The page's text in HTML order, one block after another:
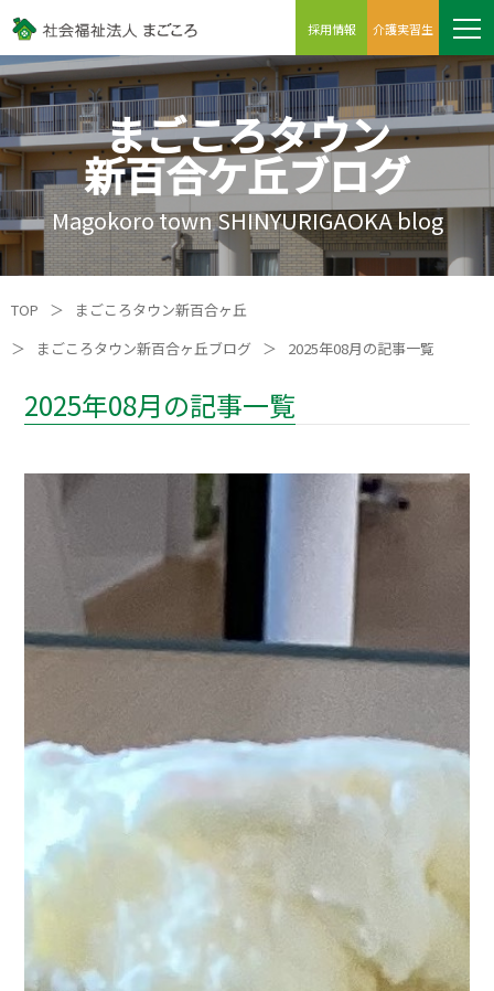
採用情報 介護実習生
まごころタウン
新百合ケ丘ブログ
Magokoro town SHINYURIGAOKA blog
TOP ＞
まごころタウン新百合ヶ丘
＞
まごころタウン新百合ヶ丘ブログ ＞ 2025年08月の記事一覧
2025年08月の記事一覧